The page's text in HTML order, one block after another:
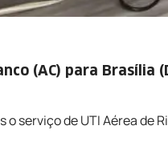
(AC) para Brasília
o serviço de UTI Aérea de